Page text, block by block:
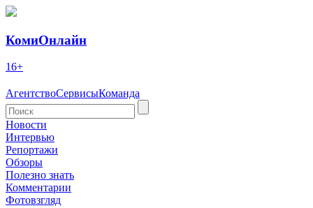
КомиОнлайн
16+
АгентствоСервисыКоманда
Новости
Интервью
Репортажи
Обзоры
Полезно знать
Комментарии
Фотовзгляд